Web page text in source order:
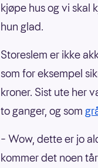
kjøpe hus og vi skal
hun glad.
Storeslem er ikke
som for eksempel
kroner. Sist ute her
to ganger, og som
– Wow, dette er jo
kommer det noen